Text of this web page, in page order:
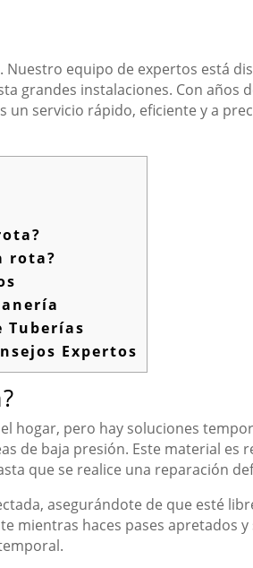
Nuestro equipo de expertos está
grandes instalaciones. Con años
servicio rápido, eficiente y a
rota?
Tuberías
Expertos
hogar, pero hay soluciones
de baja presión. Este material es
que se realice una reparación
asegurándote de que esté
mientras haces pases apretados